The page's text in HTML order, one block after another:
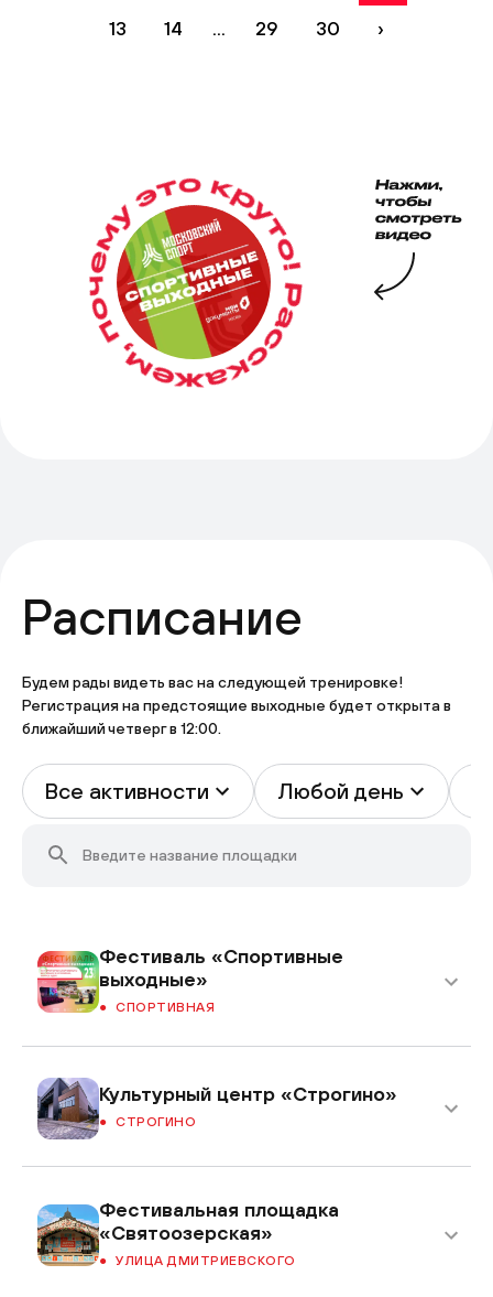
13
14 ... 29 30 ›
Расписание
Будем рады видеть вас на следующей тренировке!
Регистрация на предстоящие выходные будет открыта в
ближайший четверг в 12:00.
Все активности Любой день
Фестиваль «Спортивные
выходные»
СПОРТИВНАЯ
Культурный центр «Строгино»
СТРОГИНО
Фестивальная площадка
«Святоозерская»
УЛИЦА ДМИТРИЕВСКОГО